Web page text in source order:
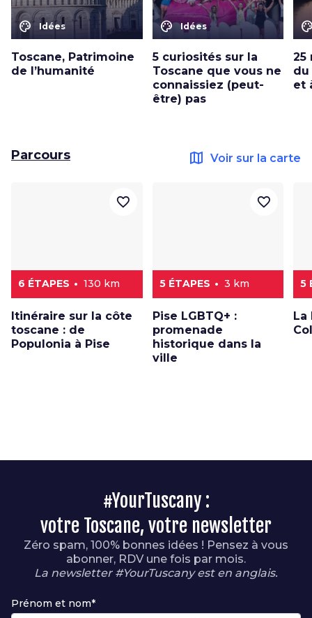
color_lens Idées
Toscane, Patrimoine
de l’humanité
color_lens Idées
5 curiosités sur la
Toscane que vous ne
connaissiez (peut-
être) pas
25
du
et
Parcours map Voir sur la carte
6 ÉTAPES 130 km
Itinéraire sur la côte
toscane : de
Populonia à Pise
favorite_border
5 ÉTAPES 3 km
Pise LGBTQ+ :
promenade
historique dans la
ville
favorite_border
5
La
#YourTuscany :
votre Toscane, votre newsletter
Zéro spam, 100% bonnes idées ! Pensez à vous
abonner, RDV une fois par mois.
La newsletter #YourTuscany est en anglais.
Prénom et nom*